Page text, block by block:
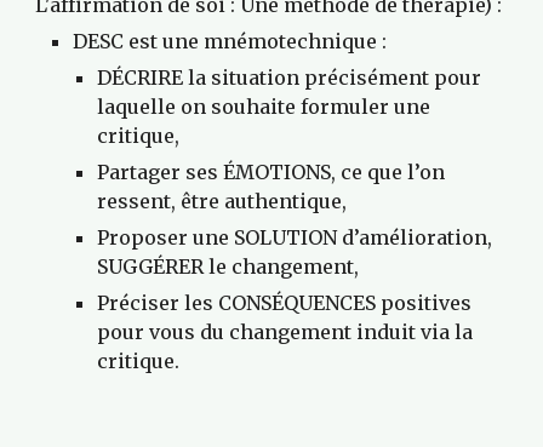
L'affirmation de soi : Une méthode de thérapie) :
DESC est une mnémotechnique :
DÉCRIRE la situation précisément pour
laquelle on souhaite formuler une
critique,
Partager ses ÉMOTIONS, ce que l’on
ressent, être authentique,
Proposer une SOLUTION d’amélioration,
SUGGÉRER le changement,
Préciser les CONSÉQUENCES positives
pour vous du changement induit via la
critique.